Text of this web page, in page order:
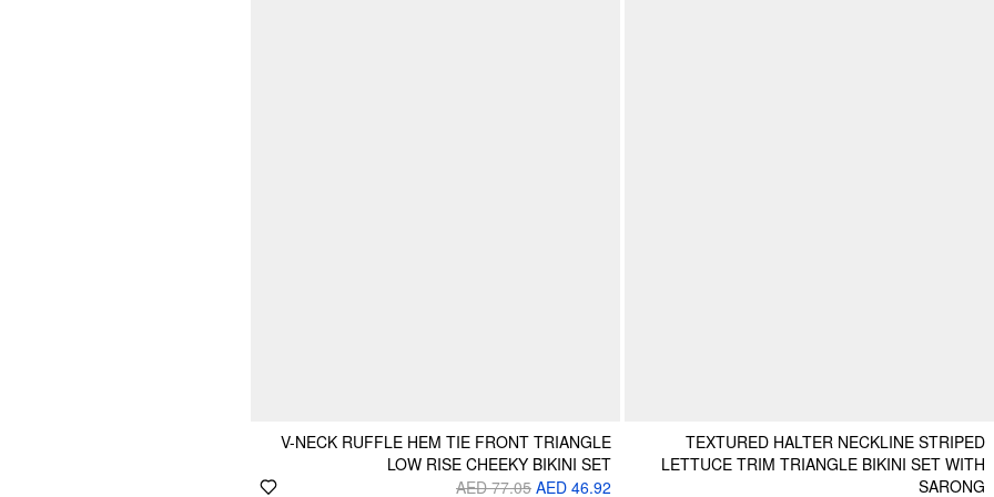
TEXTURED HALTER NECKLINE STRIPED
LETTUCE TRIM TRIANGLE BIKINI SET WITH
SARONG
V-NECK RUFFLE HEM TIE FRONT TRIANGLE
LOW RISE CHEEKY BIKINI SET
AED 46.92
AED 77.05